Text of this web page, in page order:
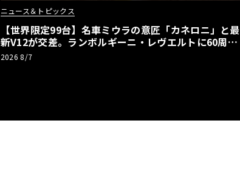
ニュース＆トピックス
【世界限定99台】名車ミウラの意匠「カネロニ」と最
新V12が交差。ランボルギーニ・レヴエルトに60周年
記念車が登場
2026 8/7